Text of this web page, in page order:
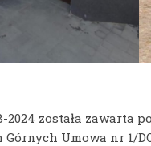
2024 została zawarta
Górnych Umowa nr 1/